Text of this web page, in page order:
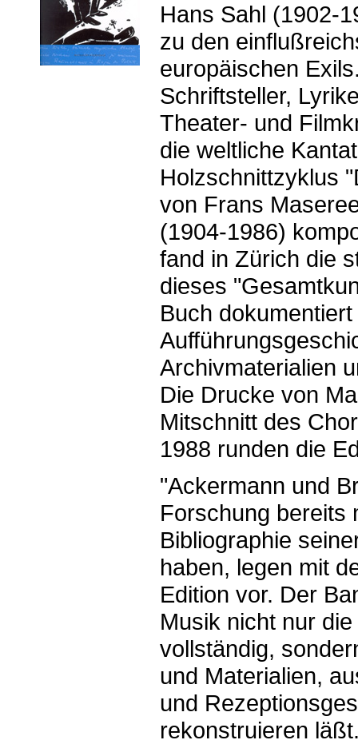
Hans Sahl (1902-
zu den
europäischen
Schriftsteller,
Theater- und
die weltliche
Holzschnittzyklus
von Frans
(1904-1986)
fand in Zürich die
dieses
Buch
Archivmaterialien
Die Drucke von
Mitschnitt des
1988 runden die
"Ackermann und
Forschung bereits
Bibliographie
haben, legen mit
Edition vor. Der
Musik nicht nur
vollständig,
und Materialien,
und
rekonstruieren